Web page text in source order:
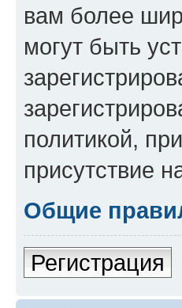
вам более
могут быть
политикой,
присутствие
Общие
Регистрация